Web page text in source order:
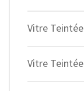
Vitre
Vitre